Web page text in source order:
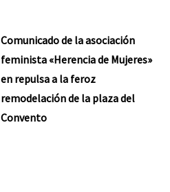
Comunicado de la asociación
feminista «Herencia de Mujeres»
en repulsa a la feroz
remodelación de la plaza del
Convento